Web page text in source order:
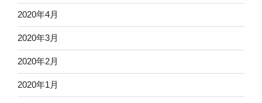
2020年4月
2020年3月
2020年2月
2020年1月